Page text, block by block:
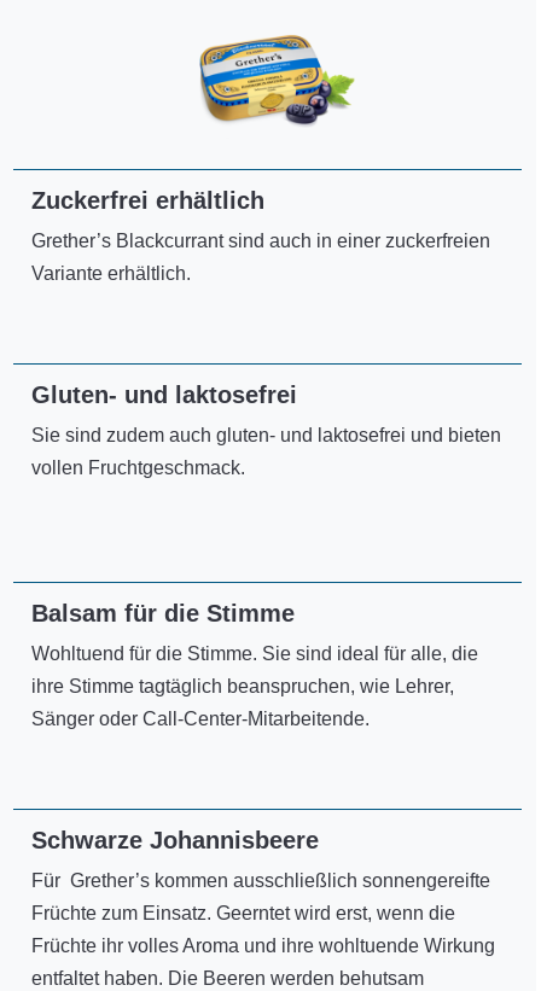
Zuckerfrei erhältlich
Grether’s Blackcurrant sind auch in einer zuckerfreien
Variante erhältlich.
Gluten- und laktosefrei
Sie sind zudem auch gluten- und laktosefrei und bieten
vollen Fruchtgeschmack.
Balsam für die Stimme
Wohltuend für die Stimme. Sie sind ideal für alle, die
ihre Stimme tagtäglich beanspruchen, wie Lehrer,
Sänger oder Call-Center-Mitarbeitende.
Schwarze Johannisbeere
Für Grether’s kommen ausschließlich sonnengereifte
Früchte zum Einsatz. Geerntet wird erst, wenn die
Früchte ihr volles Aroma und ihre wohltuende Wirkung
entfaltet haben. Die Beeren werden behutsam